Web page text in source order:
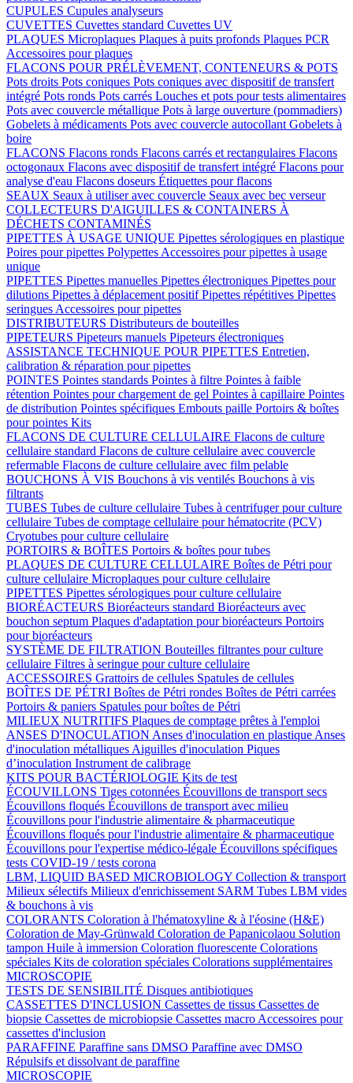
CUPULES Cupules analyseurs
CUVETTES Cuvettes standard Cuvettes UV
PLAQUES Microplaques Plaques à puits profonds Plaques PCR
Accessoires pour plaques
FLACONS POUR PRÉLÈVEMENT, CONTENEURS & POTS
Pots droits Pots coniques Pots coniques avec dispositif de transfert
intégré Pots ronds Pots carrés Louches et pots pour tests alimentaires
Pots avec couvercle métallique Pots à large ouverture (pommadiers)
Gobelets à médicaments Pots avec couvercle autocollant Gobelets à
boire
FLACONS Flacons ronds Flacons carrés et rectangulaires Flacons
octogonaux Flacons avec dispositif de transfert intégré Flacons pour
analyse d'eau Flacons doseurs Étiquettes pour flacons
SEAUX Seaux à utiliser avec couvercle Seaux avec bec verseur
COLLECTEURS D'AIGUILLES & CONTAINERS À
DÉCHETS CONTAMINÉS
PIPETTES À USAGE UNIQUE Pipettes sérologiques en plastique
Poires pour pipettes Polypettes Accessoires pour pipettes à usage
unique
PIPETTES Pipettes manuelles Pipettes électroniques Pipettes pour
dilutions Pipettes à déplacement positifPipettes répétitives Pipettes
seringues Accessoires pour pipettes
DISTRIBUTEURS Distributeurs de bouteilles
PIPETEURS Pipeteurs manuels Pipeteurs électroniques
ASSISTANCE TECHNIQUE POUR PIPETTES Entretien,
calibration & réparation pour pipettes
POINTES Pointes standards Pointes à filtre Pointes à faible
rétention Pointes pour chargement de gel Pointes à capillaire Pointes
de distribution Pointes spécifiques Embouts paille Portoirs & boîtes
pour pointes Kits
FLACONS DE CULTURE CELLULAIRE Flacons de culture
cellulaire standard Flacons de culture cellulaire avec couvercle
refermable Flacons de culture cellulaire avec film pelable
BOUCHONS À VIS Bouchons à vis ventilés Bouchons à vis
filtrants
TUBES Tubes de culture cellulaire Tubes à centrifuger pour culture
cellulaire Tubes de comptage cellulaire pour hématocrite (PCV)
Cryotubes pour culture cellulaire
PORTOIRS & BOÎTES Portoirs & boîtes pour tubes
PLAQUES DE CULTURE CELLULAIRE Boîtes de Pétri pour
culture cellulaire Microplaques pour culture cellulaire
PIPETTES Pipettes sérologiques pour culture cellulaire
BIORÉACTEURS Bioréacteurs standard Bioréacteurs avec
bouchon septum Plaques d'adaptation pour bioréacteurs Portoirs
pour bioréacteurs
SYSTÈME DE FILTRATION Bouteilles filtrantes pour culture
cellulaire Filtres à seringue pour culture cellulaire
ACCESSOIRES Grattoirs de cellules Spatules de cellules
BOÎTES DE PÉTRI Boîtes de Pétri rondes Boîtes de Pétri carrées
Portoirs & paniers Spatules pour boîtes de Pétri
MILIEUX NUTRITIFS Plaques de comptage prêtes à l'emploi
ANSES D'INOCULATION Anses d'inoculation en plastique Anses
d'inoculation métalliques Aiguilles d'inoculation Piques
d’inoculation Instrument de calibrage
KITS POUR BACTÉRIOLOGIE Kits de test
ÉCOUVILLONS Tiges cotonnées Écouvillons de transport secs
Écouvillons floqués Écouvillons de transport avec milieu
Écouvillons pour l'industrie alimentaire & pharmaceutique
Écouvillons floqués pour l'industrie alimentaire & pharmaceutique
Écouvillons pour l'expertise médico-légale Écouvillons spécifiques
tests COVID-19 / tests corona
LBM, LIQUID BASED MICROBIOLOGY Collection & transport
Milieux sélectifs Milieux d'enrichissement SARM Tubes LBM vides
& bouchons à vis
COLORANTS Coloration à l'hématoxyline & à l'éosine (H&E)
Coloration de May-Grünwald Coloration de Papanicolaou Solution
tampon Huile à immersion Coloration fluorescente Colorations
spéciales Kits de coloration spéciales Colorations supplémentaires
MICROSCOPIE
TESTS DE SENSIBILITÉ Disques antibiotiques
CASSETTES D'INCLUSION Cassettes de tissus Cassettes de
biopsie Cassettes de microbiopsie Cassettes macro Accessoires pour
cassettes d'inclusion
PARAFFINE Paraffine sans DMSO Paraffine avec DMSO
Répulsifs et dissolvant de paraffine
MICROSCOPIE